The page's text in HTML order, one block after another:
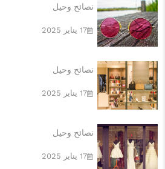
17 يناير 2025
نصائح وحيل
17 يناير 2025
نصائح وحيل
17 يناير 2025
نصائح وحيل
17 يناير 2025